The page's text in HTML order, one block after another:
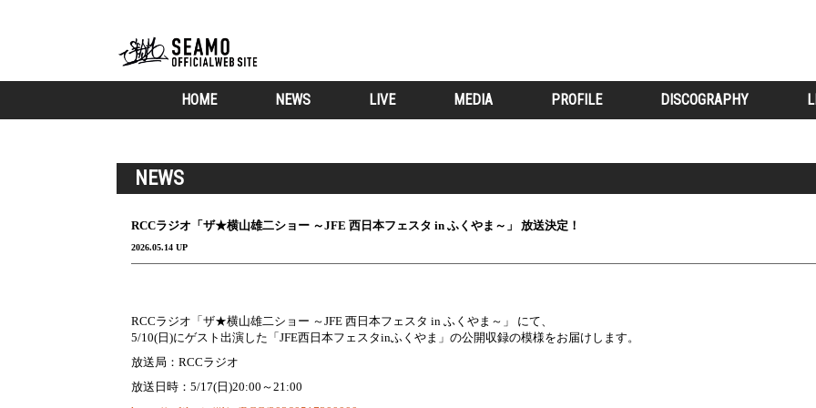
HOME NEWS LIVE MEDIA PROFILE DISCOGRAPHY
NEWS
RCCラジオ「ザ★横山雄二ショー ～JFE 西日本フェスタ in ふくやま～」 放送決定！
2026.05.14 UP
RCCラジオ「ザ★横山雄二ショー ～JFE 西日本フェスタ in ふくやま～」 にて、
5/10(日)にゲスト出演した「JFE西日本フェスタinふくやま」の公開収録の模様をお届けします。
放送局：RCCラジオ
放送日時：5/17(日)20:00～21:00